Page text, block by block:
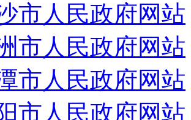
市人民政府网站
市人民政府网站
市人民政府网站
市人民政府网站